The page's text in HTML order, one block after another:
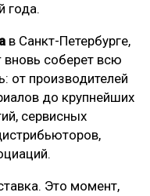
года.
в Санкт-Петербурге,
соберет всю
от производителей
до крупнейших
сервисных
Это момент,